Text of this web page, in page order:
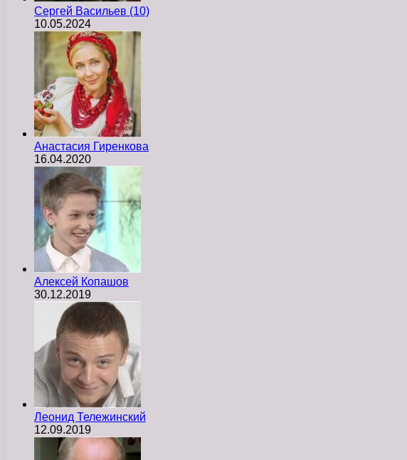
Сергей Васильев (10)
10.05.2024
Анастасия Гиренкова
16.04.2020
Алексей Копашов
30.12.2019
Леонид Тележинский
12.09.2019